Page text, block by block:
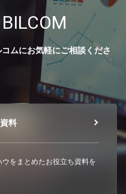
ムにお気軽にご相談くださ
料
をまとめたお役立ち資料を